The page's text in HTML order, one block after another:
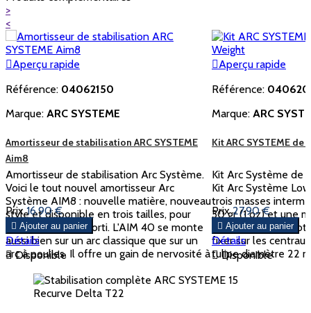
>
<
Aperçu rapide
Référence: 04062150
Marque: ARC SYSTEME
Amortisseur de stabilisation ARC SYSTEME
Aim8
Amortisseur de stabilisation Arc Système.
Voici le tout nouvel amortisseur Arc
Système AIM8 : nouvelle matière, nouveau
style et disponible en trois tailles, pour
trois niveaux d'amorti. L'AIM 40 se monte
aussi bien sur un arc classique que sur un
arc à poulies. Il offre un gain de nervosité à
plus légère à...
Prix 16,90 €
 Ajouter au panier
Détails
Disponible
Aperçu rapide
Référence:
Marque: ARC
Kit ARC SYSTEME
Kit Arc Système de
Kit Arc Système
trois masses
30 gr (1 oz) et une
gr (1 oz), pour un
fixer sur les
tulipe diamètre 22
ajoutant...
Prix 27,90 €
 Ajouter au panier
Détails
Disponible